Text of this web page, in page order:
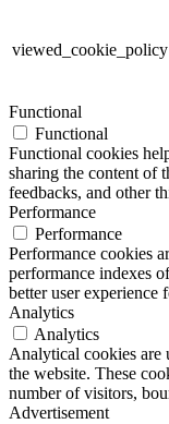
viewed_cookie_policy
Functional
Functional
Functional cookies
sharing the content of
feedbacks, and other
Performance
Performance
Performance cookies
performance indexes
better user experience
Analytics
Analytics
Analytical cookies are
the website. These
number of visitors,
Advertisement